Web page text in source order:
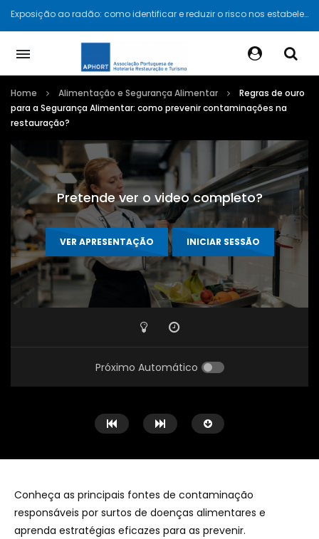
Como tornar o seu alojamento ou restaurante mais sustentável com o Selo Green Key
Home Alimentação e Segurança Alimentar
Regras de ouro
para a Segurança Alimentar: como prevenir contaminações na
restauração?
Pretende ver o video completo?
VER APRESENTAÇÃO INICIAR SESSÃO
Próximo Automático
Ver Mais Tarde
Conheça as principais fontes de contaminação
responsáveis por surtos de doenças alimentares e
aprenda estratégias eficazes para as prevenir.